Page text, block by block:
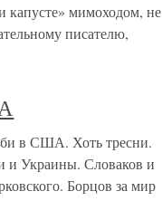
капусте» мимоходом, не
писателю,
в США. Хоть тресни.
и Украины. Словаков и
Борцов за мир